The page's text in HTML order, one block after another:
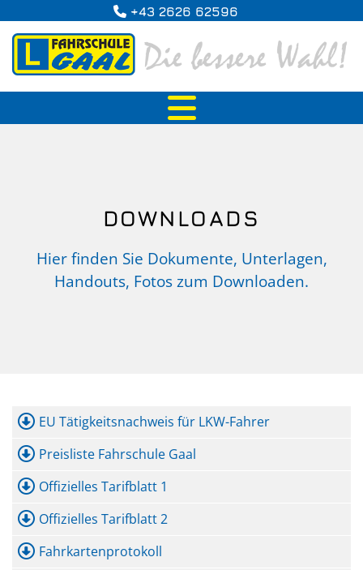
 +43 2626 62596
DOWNLOADS
Hier finden Sie Dokumente, Unterlagen,
Handouts, Fotos zum Downloaden.
EU Tätigkeitsnachweis für LKW-Fahrer
Preisliste Fahrschule Gaal
Offizielles Tarifblatt 1
Offizielles Tarifblatt 2
Fahrkartenprotokoll